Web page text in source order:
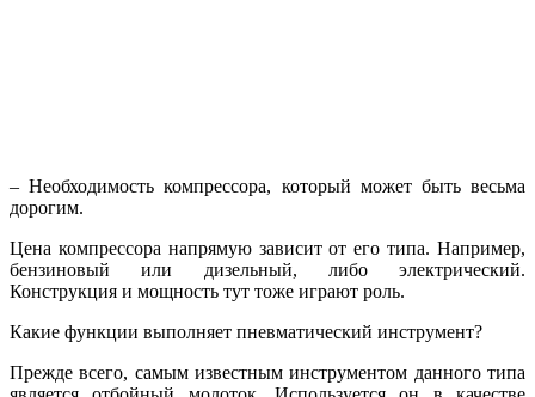
– Необходимость компрессора, который может быть весьма
дорогим.
Цена компрессора напрямую зависит от его типа. Например,
бензиновый или дизельный, либо электрический.
Конструкция и мощность тут тоже играют роль.
Какие функции выполняет пневматический инструмент?
Прежде всего, самым известным инструментом данного типа